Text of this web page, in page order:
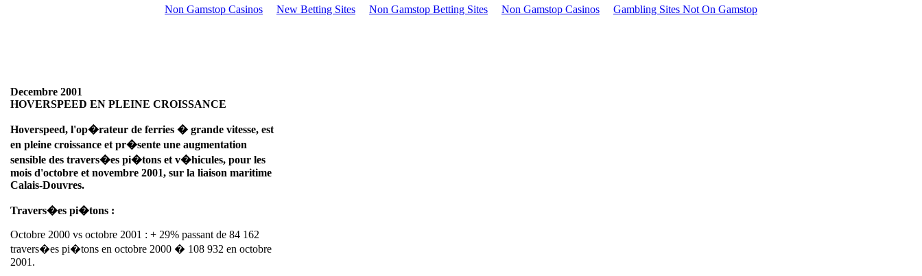
Non Gamstop Casinos New Betting Sites Non Gamstop Betting Sites Non Gamstop Casinos Gambling Sites Not On Gamstop
Decembre 2001
HOVERSPEED EN PLEINE CROISSANCE
Hoverspeed, l'op�rateur de ferries � grande vitesse, est
en pleine croissance et pr�sente une augmentation
sensible des travers�es pi�tons et v�hicules, pour les
mois d'octobre et novembre 2001, sur la liaison maritime
Calais-Douvres.
Travers�es pi�tons :
Octobre 2000 vs octobre 2001 : + 29% passant de 84 162
travers�es pi�tons en octobre 2000 � 108 932 en octobre
2001.